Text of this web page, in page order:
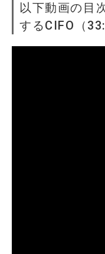
以下動画の目
するCIFO（